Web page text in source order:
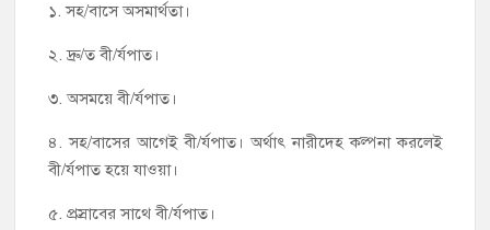
১. সহ/বাসে অসমার্থতা।
২. দ্রু/ত বী/র্যপাত।
৩. অসময়ে বী/র্যপাত।
৪. সহ/বাসের আগেই বী/র্যপাত। অর্থাৎ নারীদেহ কল্পনা করলেই
বী/র্যপাত হয়ে যাওয়া।
৫. প্রস্রাবের সাথে বী/র্যপাত।